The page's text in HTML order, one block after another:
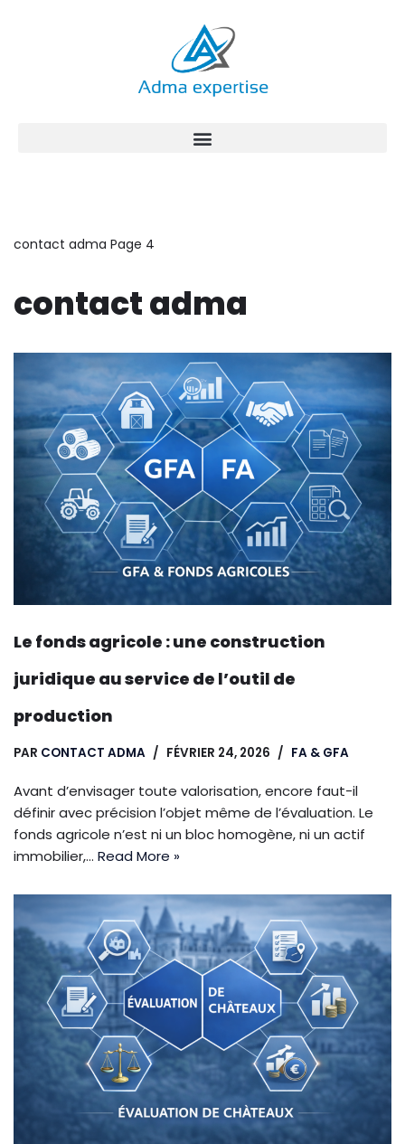
contact adma Page 4
contact adma
Le fonds agricole : une construction
juridique au service de l’outil de
production
PAR CONTACT ADMA FÉVRIER 24, 2026 FA & GFA
Avant d’envisager toute valorisation, encore faut-il
définir avec précision l’objet même de l’évaluation. Le
fonds agricole n’est ni un bloc homogène, ni un actif
immobilier,… Read More »